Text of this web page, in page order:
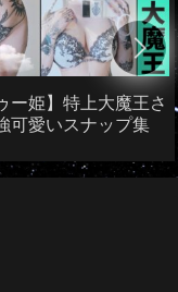
ー姫】特上大魔王さ
可愛いスナップ集